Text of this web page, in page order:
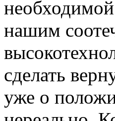
нашим
сделать
уже о